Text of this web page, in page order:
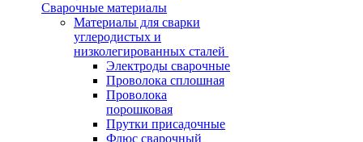
Сварочные материалы
Материалы для сварки
углеродистых и
низколегированных сталей
Электроды сварочные
Проволока сплошная
Проволока
порошковая
Прутки присадочные
Флюс сварочный